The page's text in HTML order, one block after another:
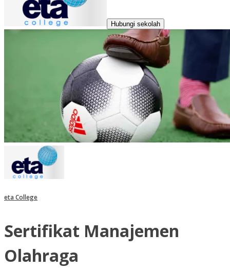
Hubungi sekolah
eta College
Sertifikat Manajemen
Olahraga